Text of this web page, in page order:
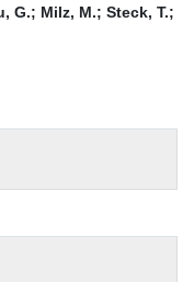
G.; Milz, M.; Steck, T.;